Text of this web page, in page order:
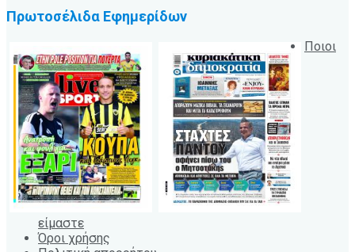
Πρωτοσέλιδα Εφημερίδων
Ποιοι
είμαστε
Όροι χρήσης